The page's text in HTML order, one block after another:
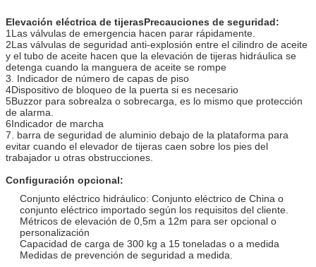
Elevación eléctrica de tijerasPrecauciones de seguridad:
1Las válvulas de emergencia hacen parar rápidamente.
2Las válvulas de seguridad anti-explosión entre el cilindro de aceite
y el tubo de aceite hacen que la elevación de tijeras hidráulica se
detenga cuando la manguera de aceite se rompe
3. Indicador de número de capas de piso
4Dispositivo de bloqueo de la puerta si es necesario
5Buzzor para sobrealza o sobrecarga, es lo mismo que protección
de alarma.
6Indicador de marcha
7. barra de seguridad de aluminio debajo de la plataforma para
evitar cuando el elevador de tijeras caen sobre los pies del
trabajador u otras obstrucciones.
Configuración opcional:
Conjunto eléctrico hidráulico: Conjunto eléctrico de China o
conjunto eléctrico importado según los requisitos del cliente.
Métricos de elevación de 0,5m a 12m para ser opcional o
personalización
Capacidad de carga de 300 kg a 15 toneladas o a medida
Medidas de prevención de seguridad a medida.